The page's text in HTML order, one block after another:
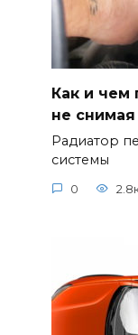
Как и чем
не
Радиатор
системы
0